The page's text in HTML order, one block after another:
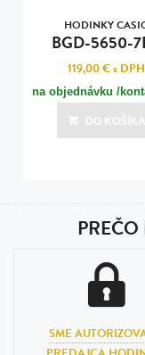
HODINKY
BGD-5650-
119,00 €s DPH
na objednávku /
nás pre termín
DO KOŠÍKA
SME